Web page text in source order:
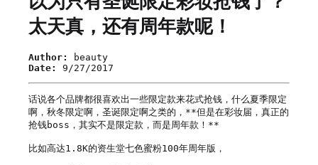
太天真，还有周年款呢！
Author:
beauty
Date:
9/27/2017
话说各个品牌都很喜欢出一些限定款来花式抢钱，什么夏季限定
啊，秋冬限定啊，圣诞限定啊之类的，**但是在彩妆届，真正的
抢钱boss，其实不是限定款，而是周年款！**
比如高达1.8K的资生堂七色蜜粉100年周年版，